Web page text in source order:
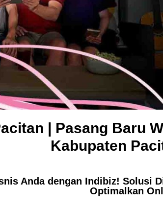
| Pasang Baru
Kabupaten
Anda dengan Indibiz! Solusi
Optimalkan